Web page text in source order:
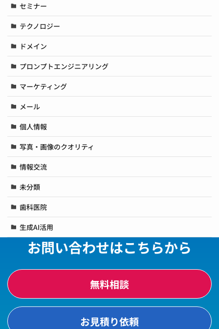
セミナー
テクノロジー
ドメイン
プロンプトエンジニアリング
マーケティング
メール
個人情報
写真・画像のクオリティ
情報交流
未分類
歯科医院
生成AI活用
お問い合わせはこちらから
無料相談
お見積り依頼